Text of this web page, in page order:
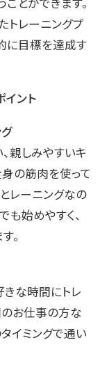
トレーニングプ
に目標を達成す
イント
親しみやすいキ
身の筋肉を使って
レーニングなの
始めやすく、
。
な時間にトレ
お仕事の方な
イミングで通い